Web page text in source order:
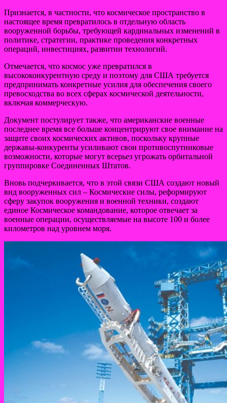
Признается, в частности, что космическое пространство в
настоящее время превратилось в отдельную область
вооруженной борьбы, требующей кардинальных изменений в
политике, стратегии, практике проведения конкретных
операций, инвестициях, развитии технологий.
Отмечается, что космос уже превратился в
высококонкурентную среду и поэтому для США требуется
предпринимать конкретные усилия для обеспечения своего
превосходства во всех сферах космической деятельности,
включая коммерческую.
Документ постулирует также, что американские военные
последнее время все больше концентрируют свое внимание на
защите своих космических активов, поскольку крупные
державы-конкуренты усиливают свои противоспутниковые
возможности, которые могут всерьез угрожать орбитальной
группировке Соединенных Штатов.
Вновь подчеркивается, что в этой связи США создают новый
вид вооруженных сил – Космические силы, реформируют
сферу закупок вооружения и военной техники, создают
единое Космическое командование, которое отвечает за
военные операции, осуществляемые на высоте 100 и более
километров над уровнем моря.